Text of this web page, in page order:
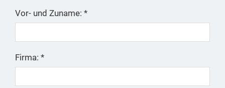
Vor- und Zuname: *
Firma: *